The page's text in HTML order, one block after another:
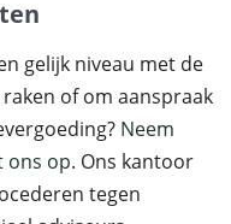
gelijk niveau met de
of om aanspraak
Neem
ons op. Ons kantoor
tegen